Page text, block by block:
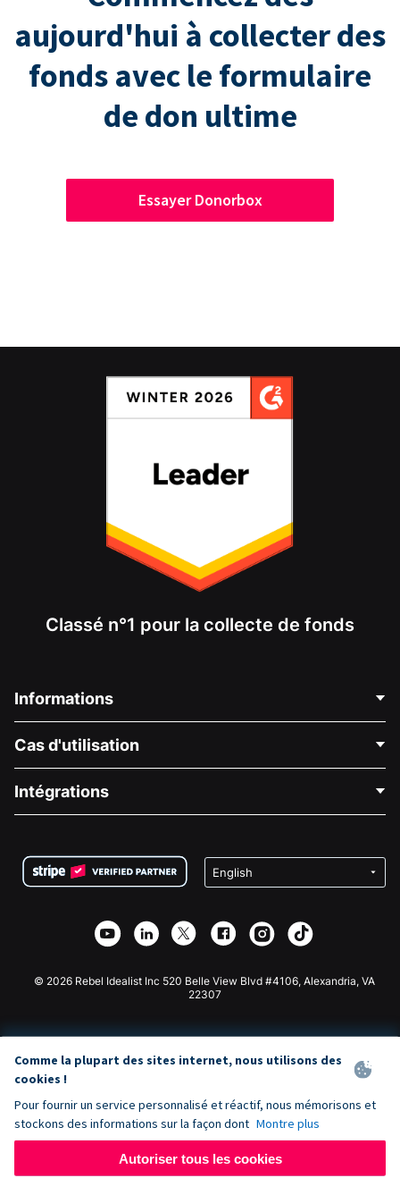
aujourd'hui à collecter des
fonds avec le formulaire
de don ultime
Essayer Donorbox
Classé n°1 pour la collecte de fonds
Informations
À propos de nous
Carrières
Confidentialité
Partenariat d'affiliation
Bibliothèque
Cas d'utilisation
Collecte de fonds médicale
Collecte de fonds caritative
Intégrations
Plugin de don Wix
Application de don Webflow
Don Joomla
© 2026 Rebel Idealist Inc 520 Belle View Blvd #4106, Alexandria, VA
22307
Comme la plupart des sites internet, nous utilisons des
cookies !
Pour fournir un service personnalisé et réactif, nous mémorisons et
stockons des informations sur la façon dont Montre plus
Autoriser tous les cookies